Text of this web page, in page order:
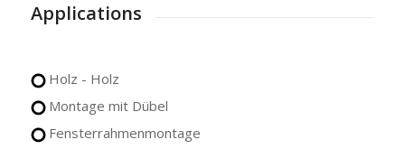
Applications
Holz - Holz
Montage mit Dübel
Fensterrahmenmontage